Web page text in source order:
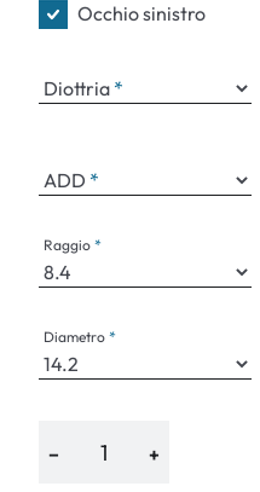
Occhio sinistro
Diottria
ADD
Raggio
Diametro
− +